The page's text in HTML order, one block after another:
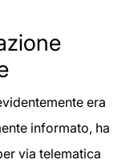
era
informato, ha
via telematica